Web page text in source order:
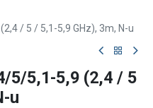
/ 5 / 5,1-5,9 GHz), 3m, N-u
5/5,1-5,9 (2,4 / 5
u